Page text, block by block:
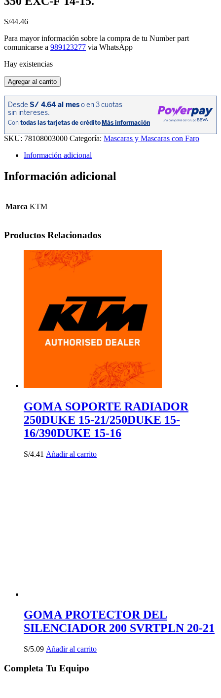
S/44.46
Para mayor información sobre la compra de tu Number part
comunicarse a 989123277 via WhatsApp
Hay existencias
GOMA
MASCARA
125-
500
EXC/250-
350
EXC-
F
Agregar al carrito
SKU: 78108003000 Categoría: Mascaras y Mascaras con Faro
Información adicional
Información adicional
Marca KTM
Productos Relacionados
GOMA SOPORTE RADIADOR
250DUKE 15-21/250DUKE 15-
16/390DUKE 15-16
S/4.41 Añadir al carrito
GOMA PROTECTOR DEL
SILENCIADOR 200 SVRTPLN 20-21
S/5.09 Añadir al carrito
Completa Tu Equipo